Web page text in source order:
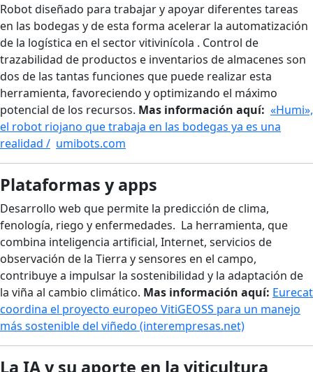
Robot diseñado para trabajar y apoyar diferentes tareas
en las bodegas y de esta forma acelerar la automatización
de la logística en el sector vitivinícola . Control de
trazabilidad de productos e inventarios de almacenes son
dos de las tantas funciones que puede realizar esta
herramienta, favoreciendo y optimizando el máximo
potencial de los recursos. Mas información aquí: «Humi»,
el robot riojano que trabaja en las bodegas ya es una
realidad / umibots.com
Plataformas y apps
Desarrollo web que permite la predicción de clima,
fenología, riego y enfermedades. La herramienta, que
combina inteligencia artificial, Internet, servicios de
observación de la Tierra y sensores en el campo,
contribuye a impulsar la sostenibilidad y la adaptación de
la viña al cambio climático. Mas información aquí: Eurecat
coordina el proyecto europeo VitiGEOSS para un manejo
más sostenible del viñedo (interempresas.net)
La IA y su aporte en la viticultura